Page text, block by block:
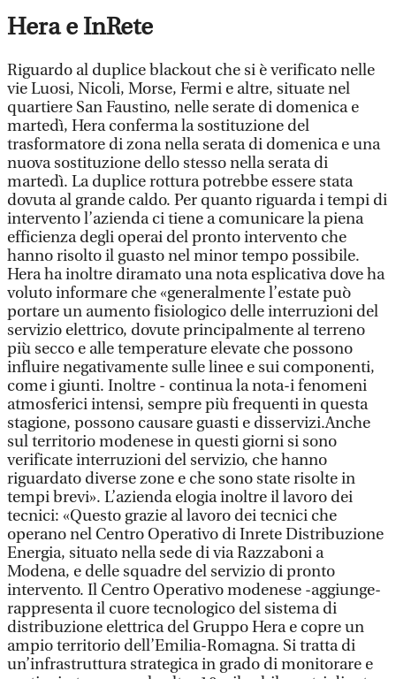
Hera e InRete
Riguardo al duplice blackout che si è verificato nelle
vie Luosi, Nicoli, Morse, Fermi e altre, situate nel
quartiere San Faustino, nelle serate di domenica e
martedì, Hera conferma la sostituzione del
trasformatore di zona nella serata di domenica e una
nuova sostituzione dello stesso nella serata di
martedì. La duplice rottura potrebbe essere stata
dovuta al grande caldo. Per quanto riguarda i tempi di
intervento l’azienda ci tiene a comunicare la piena
efficienza degli operai del pronto intervento che
hanno risolto il guasto nel minor tempo possibile.
Hera ha inoltre diramato una nota esplicativa dove ha
voluto informare che «generalmente l’estate può
portare un aumento fisiologico delle interruzioni del
servizio elettrico, dovute principalmente al terreno
più secco e alle temperature elevate che possono
influire negativamente sulle linee e sui componenti,
come i giunti. Inoltre - continua la nota-i fenomeni
atmosferici intensi, sempre più frequenti in questa
stagione, possono causare guasti e disservizi.Anche
sul territorio modenese in questi giorni si sono
verificate interruzioni del servizio, che hanno
riguardato diverse zone e che sono state risolte in
tempi brevi». L’azienda elogia inoltre il lavoro dei
tecnici: «Questo grazie al lavoro dei tecnici che
operano nel Centro Operativo di Inrete Distribuzione
Energia, situato nella sede di via Razzaboni a
Modena, e delle squadre del servizio di pronto
intervento. Il Centro Operativo modenese -aggiunge-
rappresenta il cuore tecnologico del sistema di
distribuzione elettrica del Gruppo Hera e copre un
ampio territorio dell’Emilia-Romagna. Si tratta di
un’infrastruttura strategica in grado di monitorare e